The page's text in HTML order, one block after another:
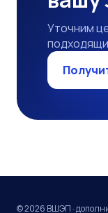
Уточним
© 2026 ВШЭП ·